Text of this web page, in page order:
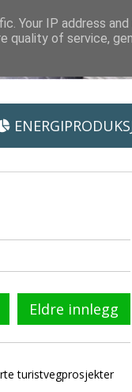
Eldre innlegg
turistvegprosjekter
Your IP address
quality of service,